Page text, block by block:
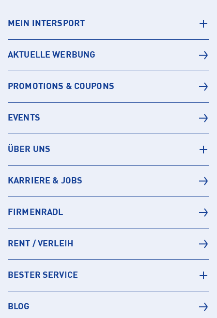
MEIN INTERSPORT
AKTUELLE WERBUNG
PROMOTIONS & COUPONS
EVENTS
ÜBER UNS
KARRIERE & JOBS
FIRMENRADL
RENT / VERLEIH
BESTER SERVICE
BLOG